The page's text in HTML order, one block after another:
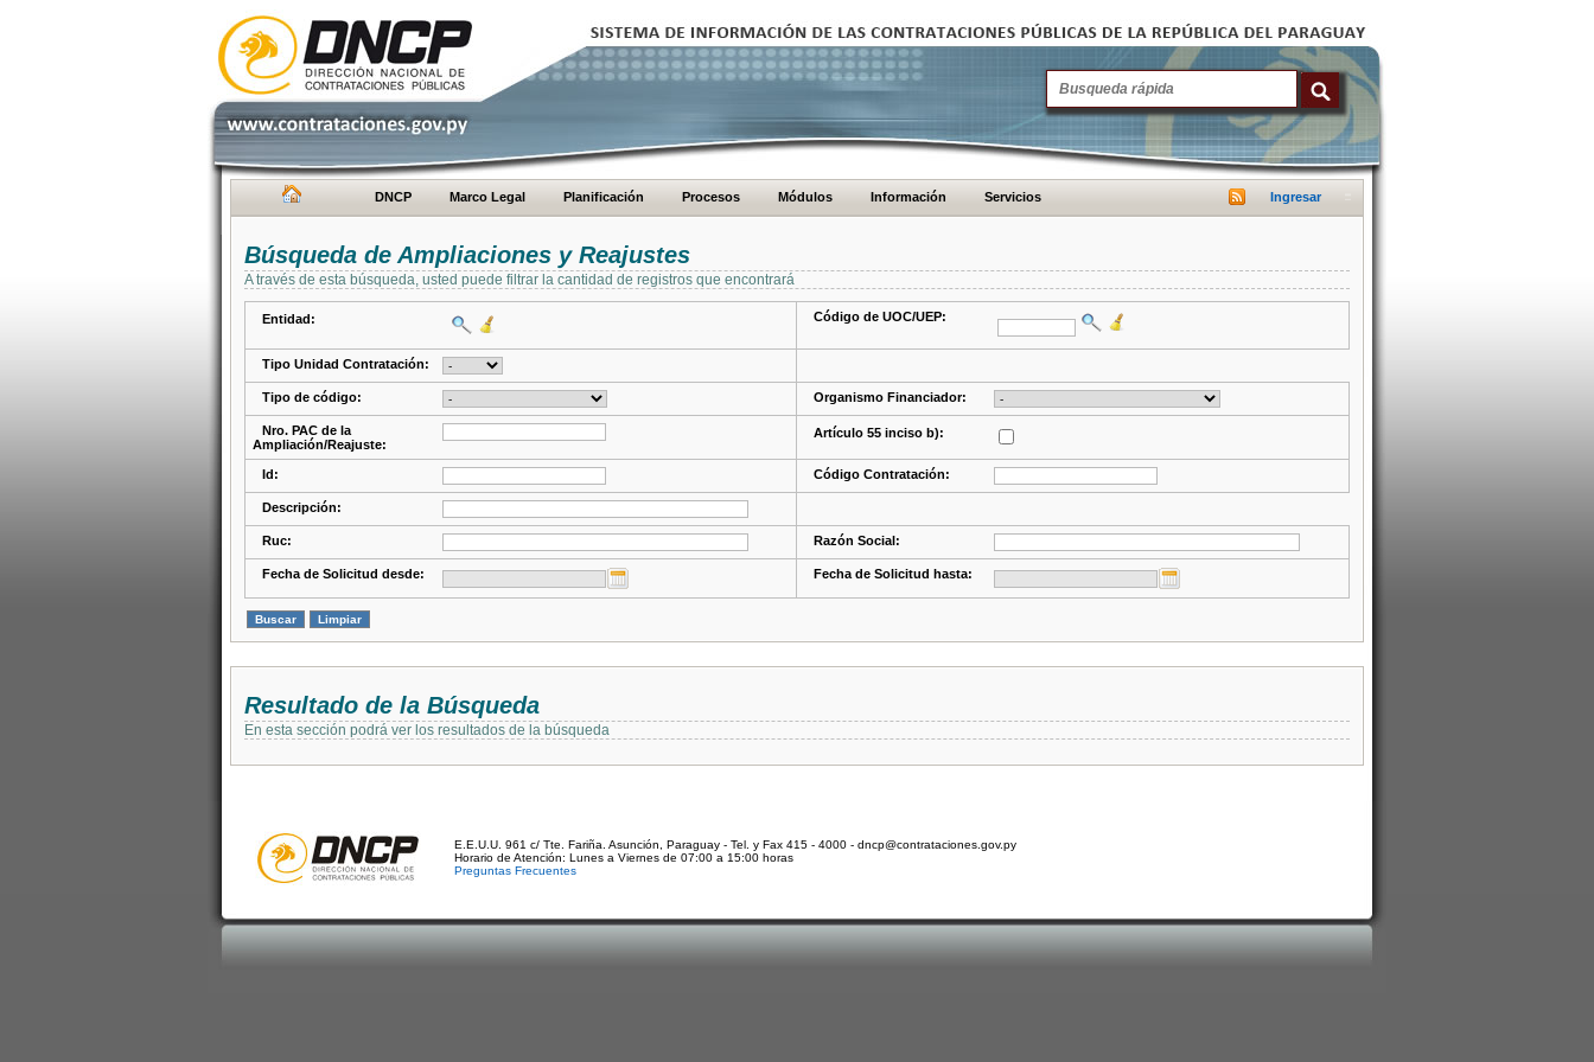
DNCP Marco Legal Planificación Procesos Módulos Información Servicios Ingresar
Búsqueda de Ampliaciones y Reajustes
A través de esta búsqueda, usted puede filtrar la cantidad de registros que encontrará
Entidad: Código de UOC/UEP:
Tipo Unidad Contratación:
Tipo de código: Organismo Financiador:
Nro. PAC de la
Ampliación/Reajuste:
Artículo 55 inciso b):
Id: Código Contratación:
Descripción:
Ruc: Razón Social:
Fecha de Solicitud desde: Fecha de Solicitud hasta:
Resultado de la Búsqueda
En esta sección podrá ver los resultados de la búsqueda
E.E.U.U. 961 c/ Tte. Fariña. Asunción, Paraguay - Tel. y Fax 415 - 4000 - dncp@contrataciones.gov.py
Horario de Atención: Lunes a Viernes de 07:00 a 15:00 horas
Preguntas Frecuentes